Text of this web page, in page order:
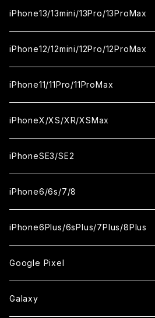
セラミックフィルム
ガラスフィルム
セラミックフィルム
iPhone16Plus
ガラスフィルム
セラミックフィルム
iPhone16ProMax
ガラスフィルム
セラミックフィルム
ガラスフィルム
セラミックフィルム
iPhone15Pro
ガラスフィルム
セラミックフィルム
iPhone15Plus
ガラスフィルム
セラミックフィルム
iPhone15ProMax
ガラスフィルム
セラミックフィルム
iPhone14
ガラスフィルム
セラミックフィルム
iPhone14Pro
ガラスフィルム
セラミックフィルム
iPhone14Plus
ガラスフィルム
セラミックフィルム
iPhone14ProMax
ガラスフィルム
セラミックフィルム
iPhone13/13mini/13Pro/13ProMax
iPhone13/13Pro
ガラスフィルム
セラミックフィルム
iPhone13mini
ガラスフィルム
セラミックフィルム
iPhone13ProMax
ガラスフィルム
セラミックフィルム
iPhone12/12mini/12Pro/12ProMax
iPhone12/12Pro
ガラスフィルム
セラミックフィルム
iPhone12mini
ガラスフィルム
セラミックフィルム
iPhone12ProMax
ガラスフィルム
セラミックフィルム
iPhone11/11Pro/11ProMax
iPhone11
ガラスフィルム
セラミックフィルム
iPhone11Pro
ガラスフィルム
セラミックフィルム
iPhone11Pro Max
ガラスフィルム
セラミックフィルム
iPhoneX/XS/XR/XSMax
iPhoneX
ガラスフィルム
セラミックフィルム
iPhoneXS
ガラスフィルム
セラミックフィルム
iPhoneXR
ガラスフィルム
セラミックフィルム
iPhoneXSMax
ガラスフィルム
iPhoneSE3/SE2
iPhoneSE3
ガラスフィルム
ケース
iPhoneSE2
ガラスフィルム
ケース
iPhone6/6s/7/8
iPhone8
ガラスフィルム
セラミックフィルム
iPhone7
ガラスフィルム
iPhone6s
iPhone6Plus/6sPlus/7Plus/8Plus
iPhone6Plus
ガラスフィルム
iPhone6sPlus
Google Pixel
ガラスフィルム
Galaxy